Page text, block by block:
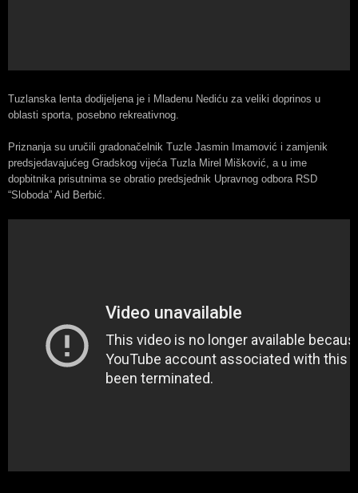
Tuzlanska lenta dodijeljena je i Mladenu Nediću za veliki doprinos u
oblasti sporta, posebno rekreativnog.
Priznanja su uručili gradonačelnik Tuzle Jasmin Imamović i zamjenik
predsjedavajućeg Gradskog vijeća Tuzla Mirel Mišković, a u ime
dopbitnika prisutnima se obratio predsjednik Upravnog odbora RSD
“Sloboda” Aid Berbić.